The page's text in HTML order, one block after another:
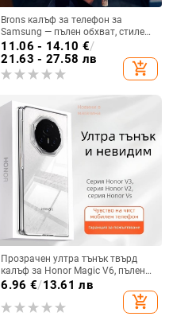
Brons калъф за телефон за
Samsung — пълен обхват, стилен
и креативен дизайн, TPU
материал, удароустойчив
11.06 - 14.10 €/
21.63 - 27.58 лв
add_shopping_cart
Прозрачен ултра тънък твърд
калъф за Honor Magic V6, пълен
обхват, защита от падане, за
сгъваем дисплей, с огледална
повърхност
6.96 €/13.61 лв
add_shopping_cart